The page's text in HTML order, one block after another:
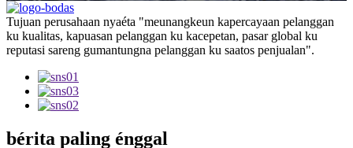
Tujuan perusahaan nyaéta "meunangkeun kapercayaan pelanggan
ku kualitas, kapuasan pelanggan ku kacepetan, pasar global ku
reputasi sareng gumantungna pelanggan ku saatos penjualan".
bérita paling énggal